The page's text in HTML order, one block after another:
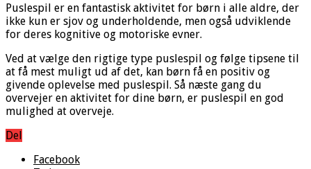
Puslespil er en fantastisk aktivitet for børn i alle aldre, der
ikke kun er sjov og underholdende, men også udviklende
for deres kognitive og motoriske evner.
Ved at vælge den rigtige type puslespil og følge tipsene til
at få mest muligt ud af det, kan børn få en positiv og
givende oplevelse med puslespil. Så næste gang du
overvejer en aktivitet for dine børn, er puslespil en god
mulighed at overveje.
Del
Facebook